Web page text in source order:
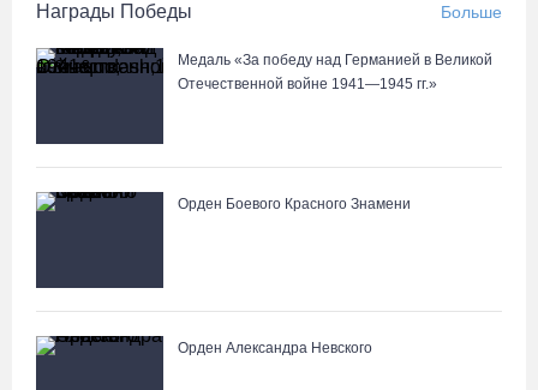
Награды Победы Больше
Медаль «За победу над Германией в Великой
Отечественной войне 1941—1945 гг.»
Орден Боевого Красного Знамени
Орден Александра Невского